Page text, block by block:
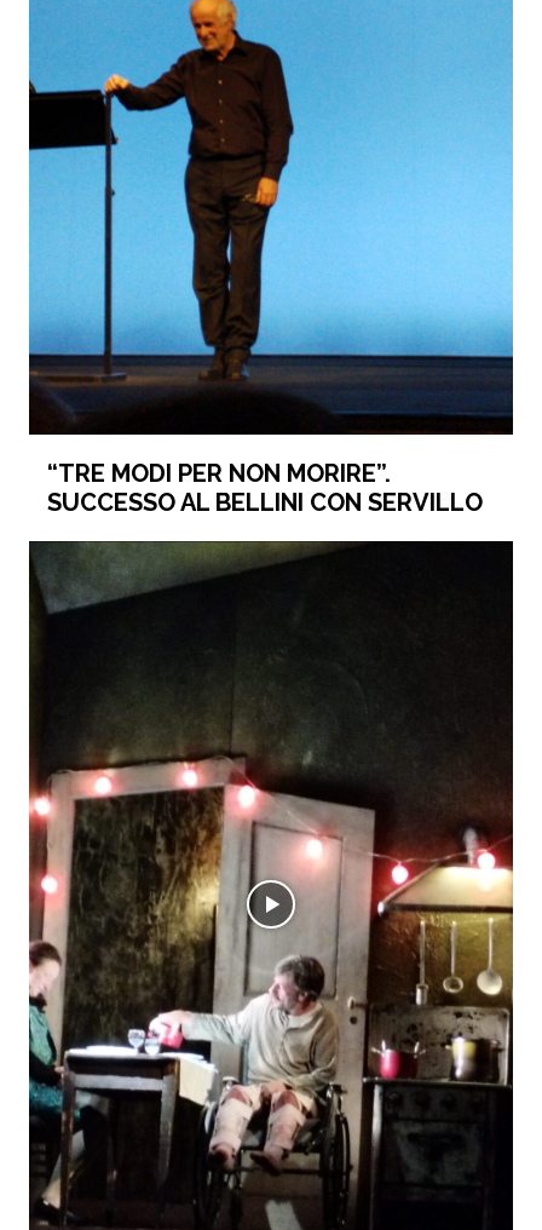
“TRE MODI PER NON MORIRE”.
SUCCESSO AL BELLINI CON SERVILLO